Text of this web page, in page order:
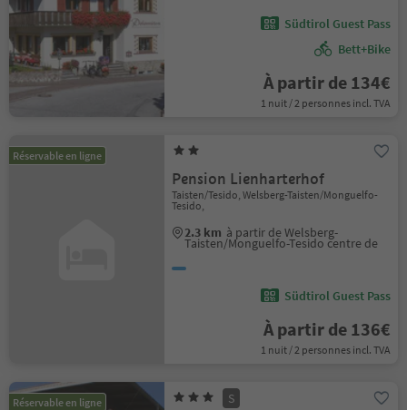
Südtirol Guest Pass
Bett+Bike
À partir de 134€
1 nuit / 2 personnes incl. TVA
Réservable en ligne
Pension Lienharterhof
Taisten/Tesido, Welsberg-Taisten/Monguelfo-
Tesido,
2.3 km à partir de Welsberg-
Taisten/Monguelfo-Tesido centre de
Südtirol Guest Pass
À partir de 136€
1 nuit / 2 personnes incl. TVA
Réservable en ligne S